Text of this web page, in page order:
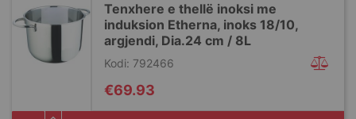
Tenxhere e thellë inoksi me
induksion Etherna, inoks 18/10,
argjendi, Dia.24 cm / 8L
Kodi: 792466
€69.93